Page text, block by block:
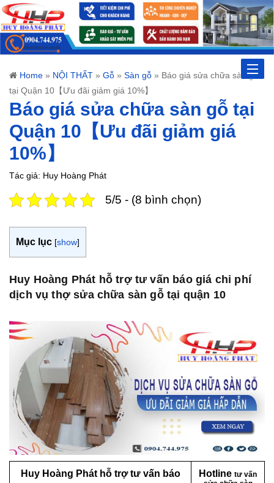
Toggle
Home » NỘI THẤT » Gỗ » Sàn gỗ » Báo giá sửa chữa sàn gỗ
tại Quận 10【Ưu đãi giảm giá 10%】
Báo giá sửa chữa sàn gỗ tại
Quận 10【Ưu đãi giảm giá
10%】
Tác giả: Huy Hoàng Phát
5/5 - (8 bình chọn)
Mục lục [show]
Huy Hoàng Phát hỗ trợ tư vấn báo giá chi phí
dịch vụ thợ sửa chữa sàn gỗ tại quận 10
Huy Hoàng Phát hỗ trợ tư vấn báo
Hotline tư vấn